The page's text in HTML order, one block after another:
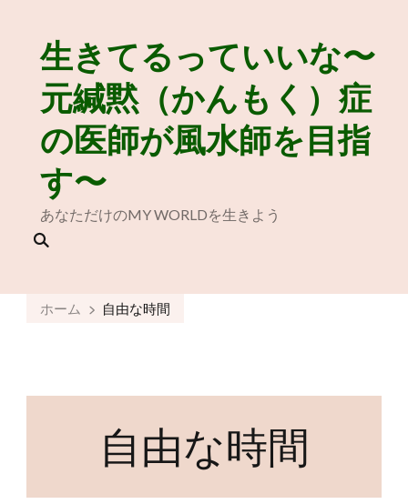
生きてるっていいな〜
元緘黙（かんもく）症
の医師が風水師を目指
す〜
あなただけのMY WORLDを生きよう
ホーム 自由な時間
自由な時間